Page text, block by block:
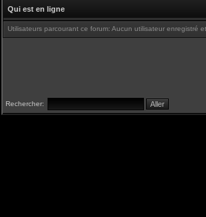
Qui est en ligne
Utilisateurs parcourant ce forum: Aucun utilisateur enregistré
Rechercher: